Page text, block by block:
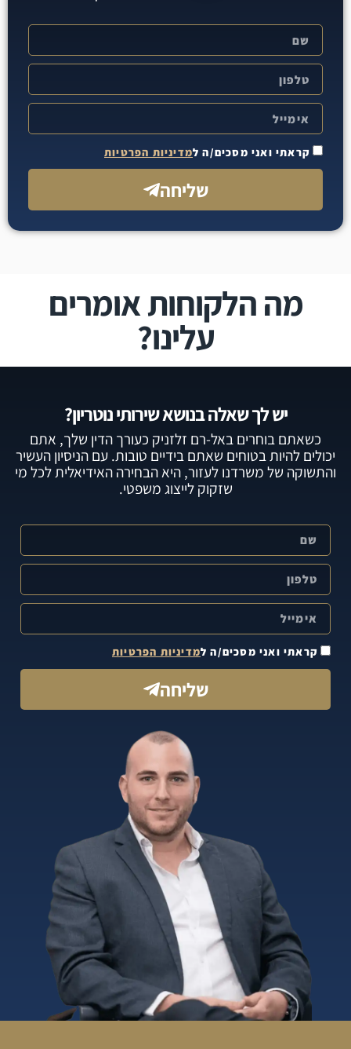
קראתי ואני מסכים/ה למדיניות הפרטיות
שליחה
מה הלקוחות אומרים
עלינו?
יש לך שאלה בנושא שירותי נוטריון?
כשאתם בוחרים באל-רם זלזניק כעורך הדין שלך, אתם
יכולים להיות בטוחים שאתם בידיים טובות. עם הניסיון העשיר
והתשוקה של משרדנו לעזור, היא הבחירה האידיאלית לכל מי
שזקוק לייצוג משפטי.
קראתי ואני מסכים/ה למדיניות הפרטיות
שליחה